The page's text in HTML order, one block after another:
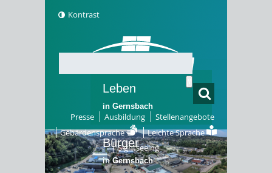
Kontrast
Presse Ausbildung
Stellenangebote
Gebärdensprache
Leichte Sprache
Sightseeing
Leben
in Gernsbach
Bürger
in Gernsbach